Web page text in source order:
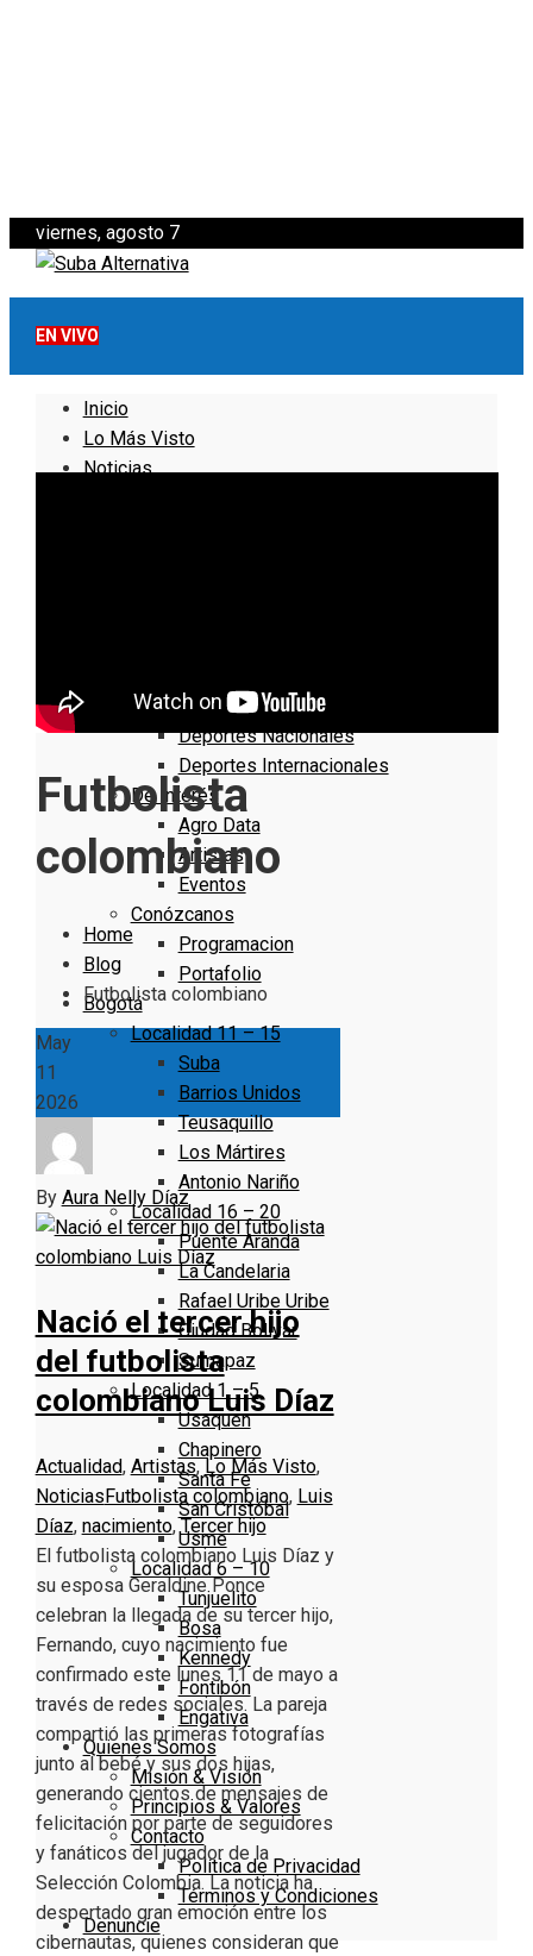
viernes, agosto 7
EN VIVO
Inicio
Lo Más Visto
Noticias
Deportes Locales
Deportes Nacionales
Deportes Internacionales
De Interés
Agro Data
Artistas
Eventos
Conózcanos
Programacion
Portafolio
Bogotá
Localidad 11 – 15
Suba
Barrios Unidos
Teusaquillo
Los Mártires
Antonio Nariño
Localidad 16 – 20
Puente Aranda
La Candelaria
Rafael Uribe Uribe
Ciudad Bolivar
Sumapaz
Localidad 1 – 5
Usaquen
Chapinero
Santa Fe
San Cristóbal
Usme
Localidad 6 – 10
Tunjuelito
Bosa
Kennedy
Fontibón
Engativa
Quienes Somos
Misión & Visión
Principios & Valores
Contacto
Política de Privacidad
Términos y Condiciones
Denuncie
Futbolista
colombiano
Home
Blog
Futbolista colombiano
May
11
2026
By Aura Nelly Díaz
Nació el tercer hijo
del futbolista
colombiano Luis Díaz
Actualidad, Artistas, Lo Más Visto,
Noticias Futbolista colombiano, Luis
Díaz, nacimiento,Tercer hijo
El futbolista colombiano Luis Díaz y
su esposa Geraldine Ponce
celebran la llegada de su tercer hijo,
Fernando, cuyo nacimiento fue
confirmado este lunes 11 de mayo a
través de redes sociales. La pareja
compartió las primeras fotografías
junto al bebé y sus dos hijas,
generando cientos de mensajes de
felicitación por parte de seguidores
y fanáticos del jugador de la
Selección Colombia. La noticia ha
despertado gran emoción entre los
cibernautas, quienes consideran que